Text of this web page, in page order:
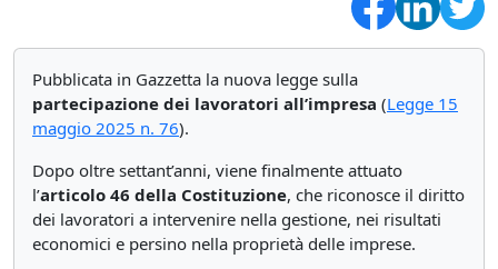
Pubblicata in Gazzetta la nuova legge sulla
partecipazione dei lavoratori all’impresa (Legge 15
maggio 2025 n. 76).
Dopo oltre settant’anni, viene finalmente attuato
l’articolo 46 della Costituzione, che riconosce il diritto
dei lavoratori a intervenire nella gestione, nei risultati
economici e persino nella proprietà delle imprese.